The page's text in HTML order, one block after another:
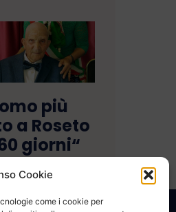
Cookie
come i cookie per
più
a Roseto
giorni“